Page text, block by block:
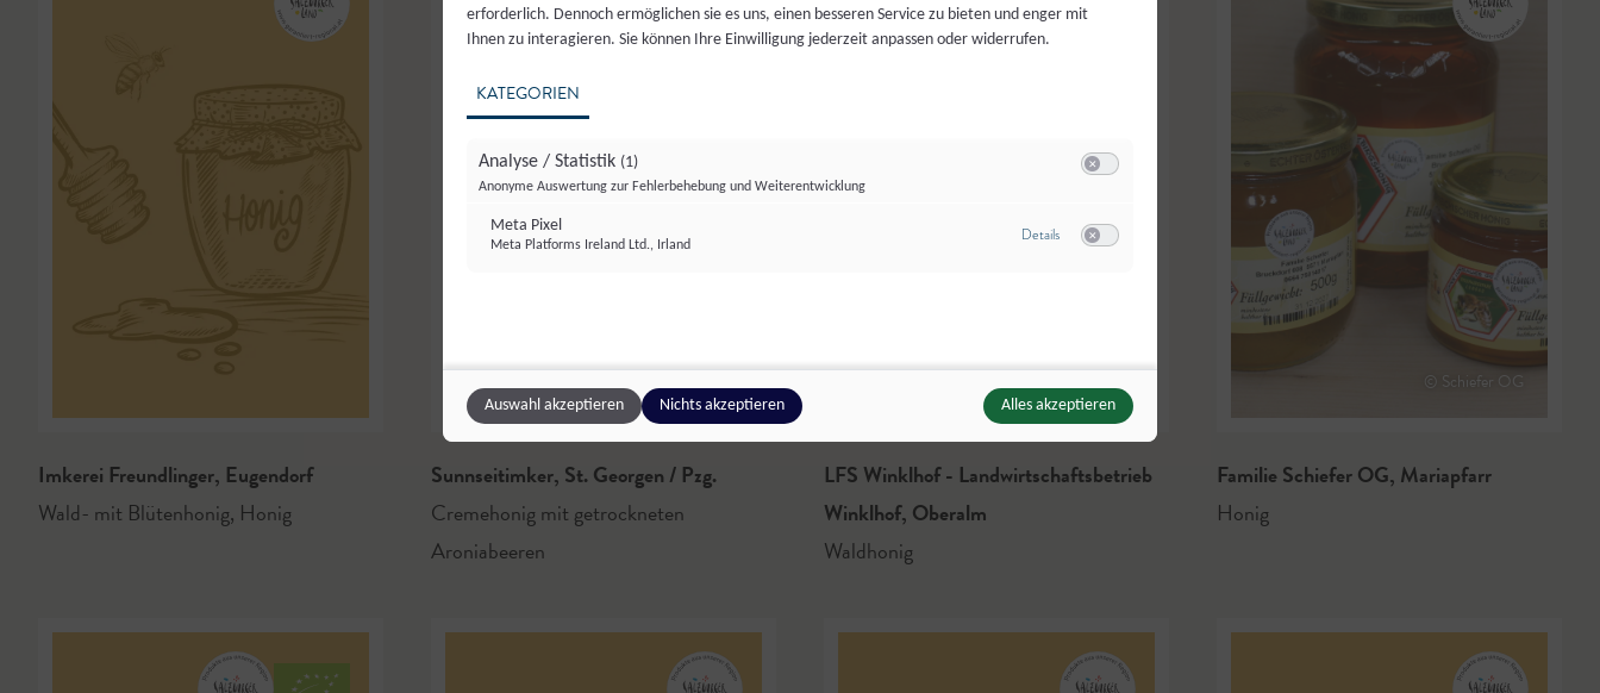
Imkerei Freundlinger, Eugendorf
Wald- mit Blütenhonig, Honig
Sunnseitimker, St. Georgen / Pzg.
Cremehonig mit getrockneten
Aroniabeeren
LFS Winklhof - Landwirtschaftsbetrieb
Winklhof, Oberalm
Waldhonig
© Schiefer OG
Familie Schiefer OG, Mariapfarr
Honig
erforderlich. Dennoch ermöglichen sie es uns, einen besseren Service zu bieten und enger mit
Ihnen zu interagieren. Sie können Ihre Einwilligung jederzeit anpassen oder widerrufen.
KATEGORIEN
Analyse / Statistik (1)
Switch zum Einwilligen bzw. Ablehnen der Kategorie Analyse / Statistik
Anonyme Auswertung zur Fehlerbehebung und Weiterentwicklung
Meta Pixel
Meta Platforms Ireland Ltd., Irland
Detailszu Meta Pixel
Switch zum Einwilligen bzw. Ablehnen des Dienstes Meta Pixel
Auswahl akzeptieren Nichts akzeptieren Alles akzeptieren